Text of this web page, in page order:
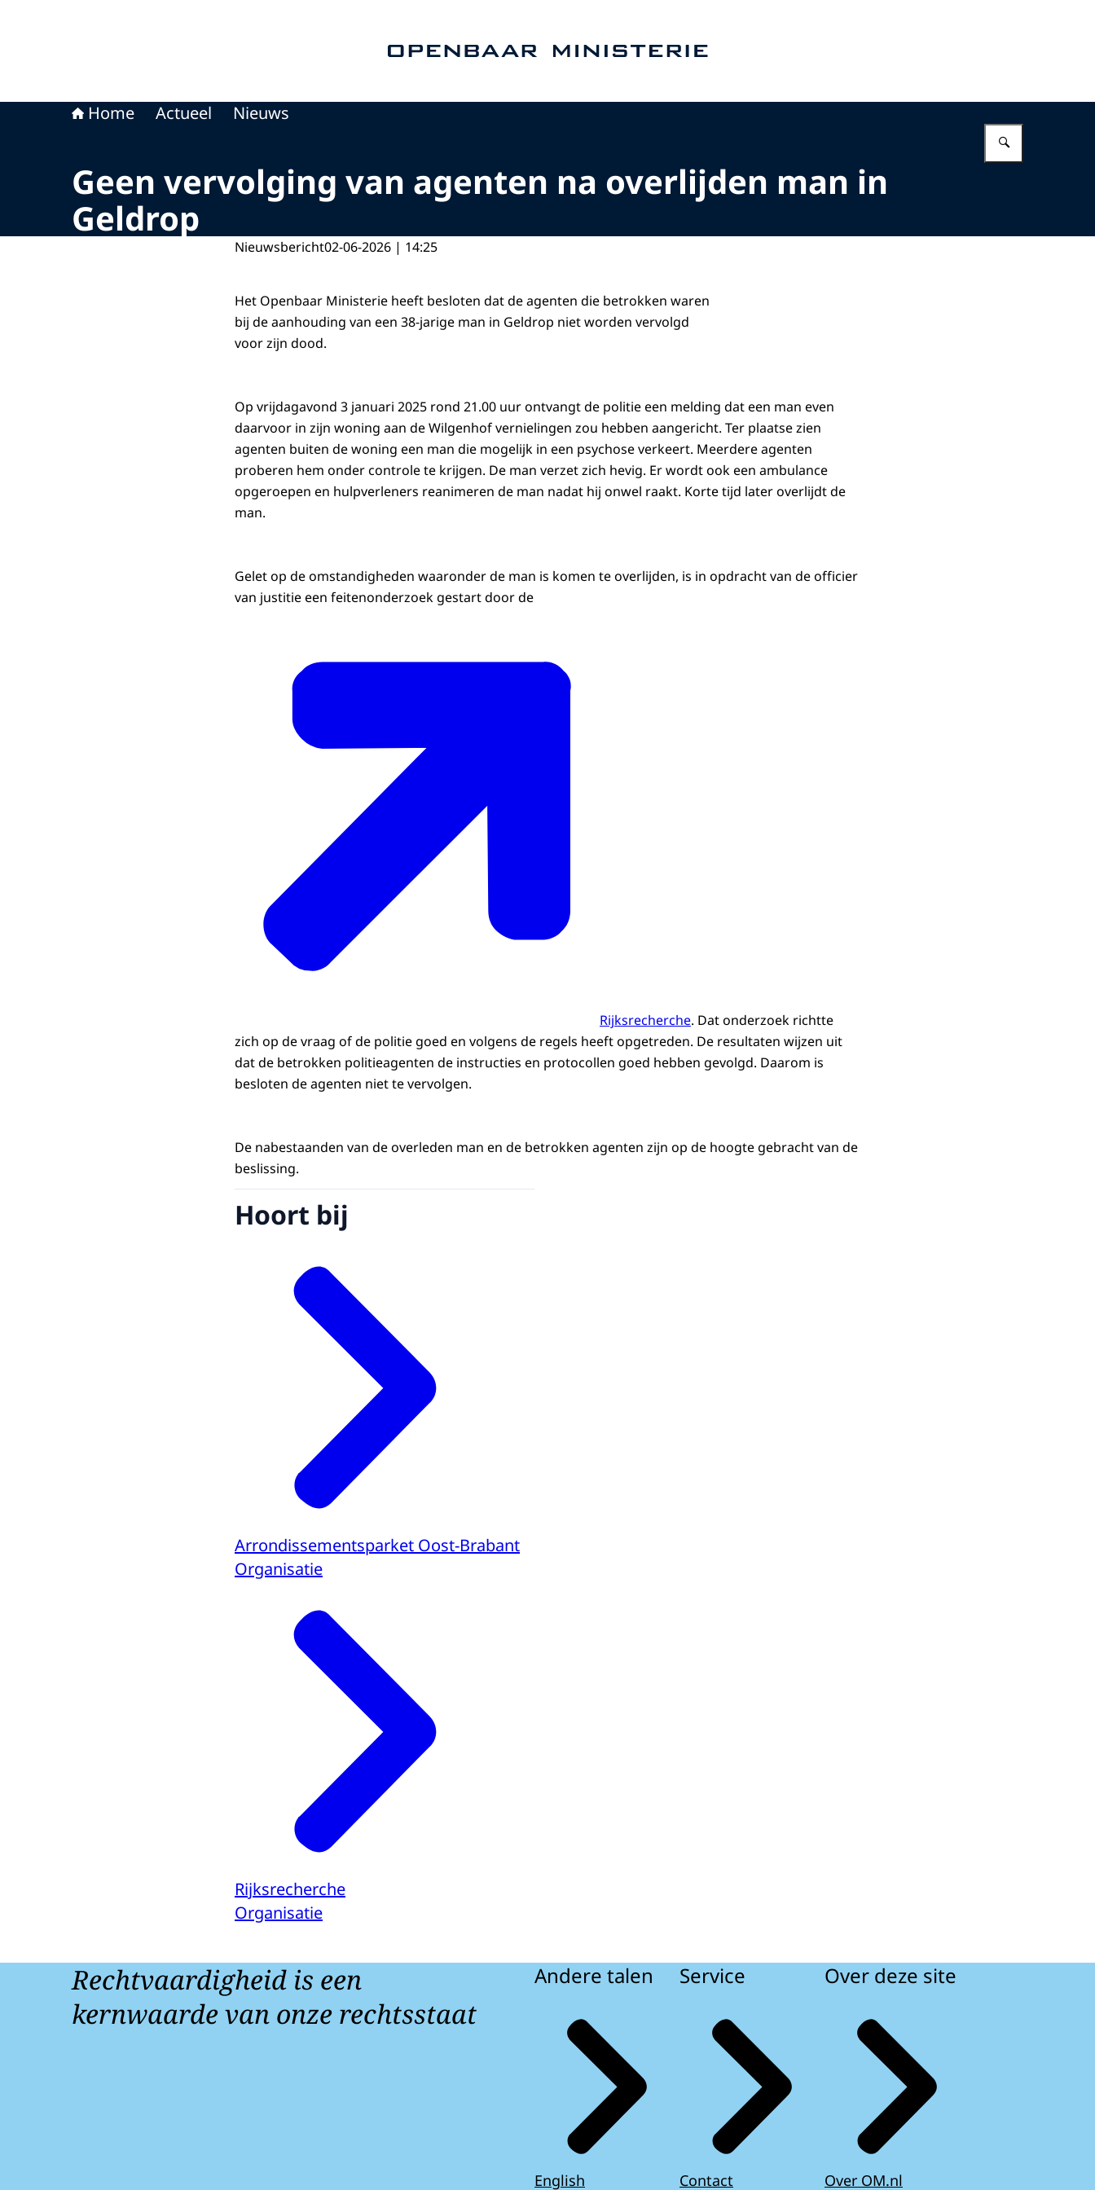
Home Actueel Nieuws
Geen vervolging van agenten na overlijden man in
Geldrop
Nieuwsbericht02-06-2026 | 14:25
Het Openbaar Ministerie heeft besloten dat de agenten die betrokken waren
bij de aanhouding van een 38-jarige man in Geldrop niet worden vervolgd
voor zijn dood.
Op vrijdagavond 3 januari 2025 rond 21.00 uur ontvangt de politie een melding dat een man even
daarvoor in zijn woning aan de Wilgenhof vernielingen zou hebben aangericht. Ter plaatse zien
agenten buiten de woning een man die mogelijk in een psychose verkeert. Meerdere agenten
proberen hem onder controle te krijgen. De man verzet zich hevig. Er wordt ook een ambulance
opgeroepen en hulpverleners reanimeren de man nadat hij onwel raakt. Korte tijd later overlijdt de
man.
Gelet op de omstandigheden waaronder de man is komen te overlijden, is in opdracht van de officier
van justitie een feitenonderzoek gestart door de
Rijksrecherche. Dat onderzoek richtte
zich op de vraag of de politie goed en volgens de regels heeft opgetreden. De resultaten wijzen uit
dat de betrokken politieagenten de instructies en protocollen goed hebben gevolgd. Daarom is
besloten de agenten niet te vervolgen.
De nabestaanden van de overleden man en de betrokken agenten zijn op de hoogte gebracht van de
beslissing.
Hoort bij
Arrondissementsparket Oost-Brabant
Organisatie
Rijksrecherche
Organisatie
Rechtvaardigheid is een
kernwaarde van onze rechtsstaat
Andere talen
English
Service
Contact
Over deze site
Over OM.nl